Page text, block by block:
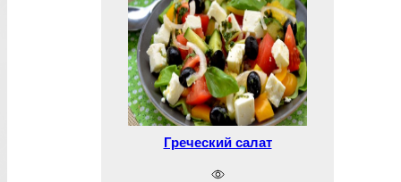
Греческий салат